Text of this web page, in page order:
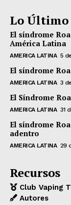
Lo Último
El síndrome
América Latina
AMERICA LATINA 5
El síndrome
AMERICA LATINA 3
El Síndrome
AMERICA LATINA 31
El síndrome
adentro
AMERICA LATINA 29
Recursos
Club Vaping
Autores